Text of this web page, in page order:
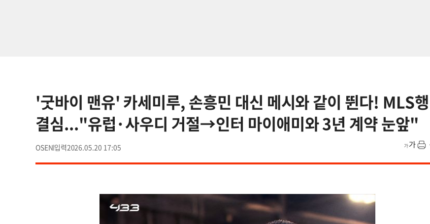
'굿바이 맨유' 카세미루, 손흥민 대신 메시와 같이 뛴다! MLS행
결심..."유럽·사우디 거절→인터 마이애미와 3년 계약 눈앞"
OSEN 2026.05.20 17:05